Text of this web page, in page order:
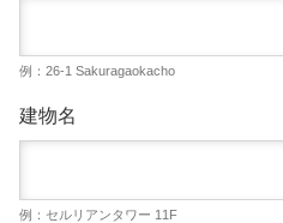
例：26-1 Sakuragaokacho
建物名
例：セルリアンタワー 11F